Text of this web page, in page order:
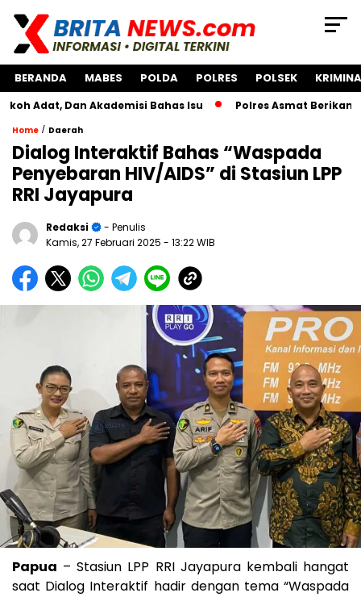
BERANDA MABES POLDA POLRES POLSEK
Dan Akademisi Bahas Isu Polres Asmat Berikan Bantuan
Home / Daerah
Dialog Interaktif Bahas “Waspada
Penyebaran HIV/AIDS” di Stasiun LPP
RRI Jayapura
Redaksi
- Penulis
Kamis, 27 Februari 2025 - 13:22 WIB
Papua – Stasiun LPP RRI Jayapura kembali hangat
saat Dialog Interaktif hadir dengan tema “Waspada